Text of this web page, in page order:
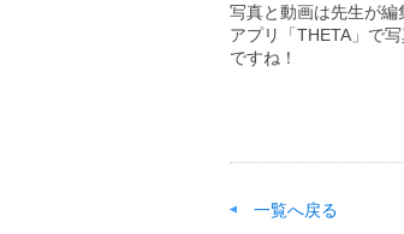
写真と動画は先生が
アプリ「THETA」で
ですね！
一覧へ戻る